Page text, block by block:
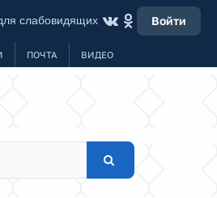
слабовидящих Войти
ПОЧТА ВИДЕО